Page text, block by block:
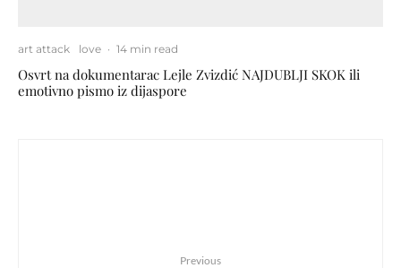
art attack love · 14 min read
Osvrt na dokumentarac Lejle Zvizdić NAJDUBLJI SKOK ili
emotivno pismo iz dijaspore
Previous